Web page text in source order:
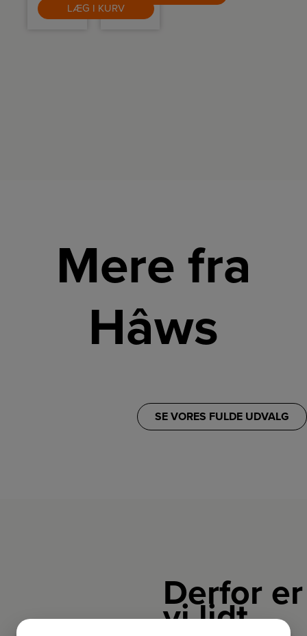
pakke
med 4
LÆG I KURV
motor.
Mere fra
Hâws
SE VORES FULDE UDVALG
Derfor er
vi lidt